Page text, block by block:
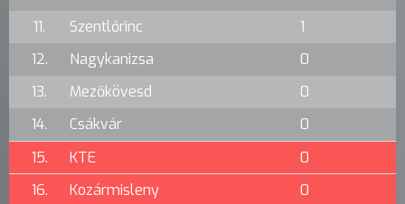
11.
Szentlőrinc
1
12.
Nagykanizsa
0
13.
Mezőkövesd
0
14.
Csákvár
0
15.
KTE
0
16.
Kozármisleny 0